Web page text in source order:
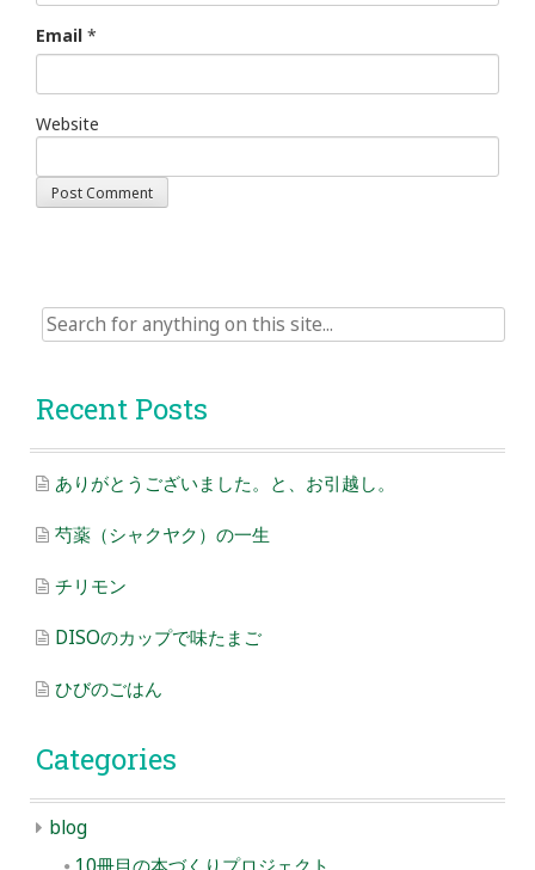
Email *
Website
Search
for:
Recent Posts
ありがとうございました。と、お引越し。
芍薬（シャクヤク）の一生
チリモン
DISOのカップで味たまご
ひびのごはん
Categories
blog